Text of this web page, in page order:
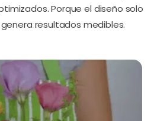
Porque el diseño solo
resultados medibles.